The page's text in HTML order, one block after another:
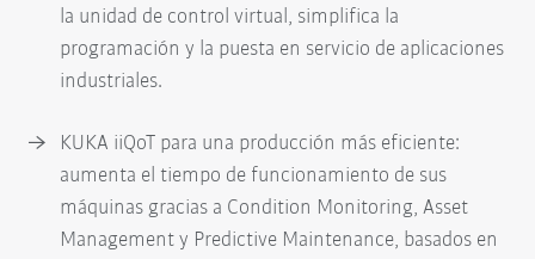
la unidad de control virtual, simplifica la
programación y la puesta en servicio de aplicaciones
industriales.
KUKA iiQoT para una producción más eficiente:
aumenta el tiempo de funcionamiento de sus
máquinas gracias a Condition Monitoring, Asset
Management y Predictive Maintenance, basados en